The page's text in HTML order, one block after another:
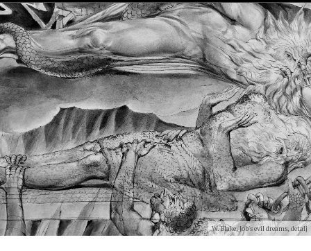
W. Blake, Job's evil dreams, detalj